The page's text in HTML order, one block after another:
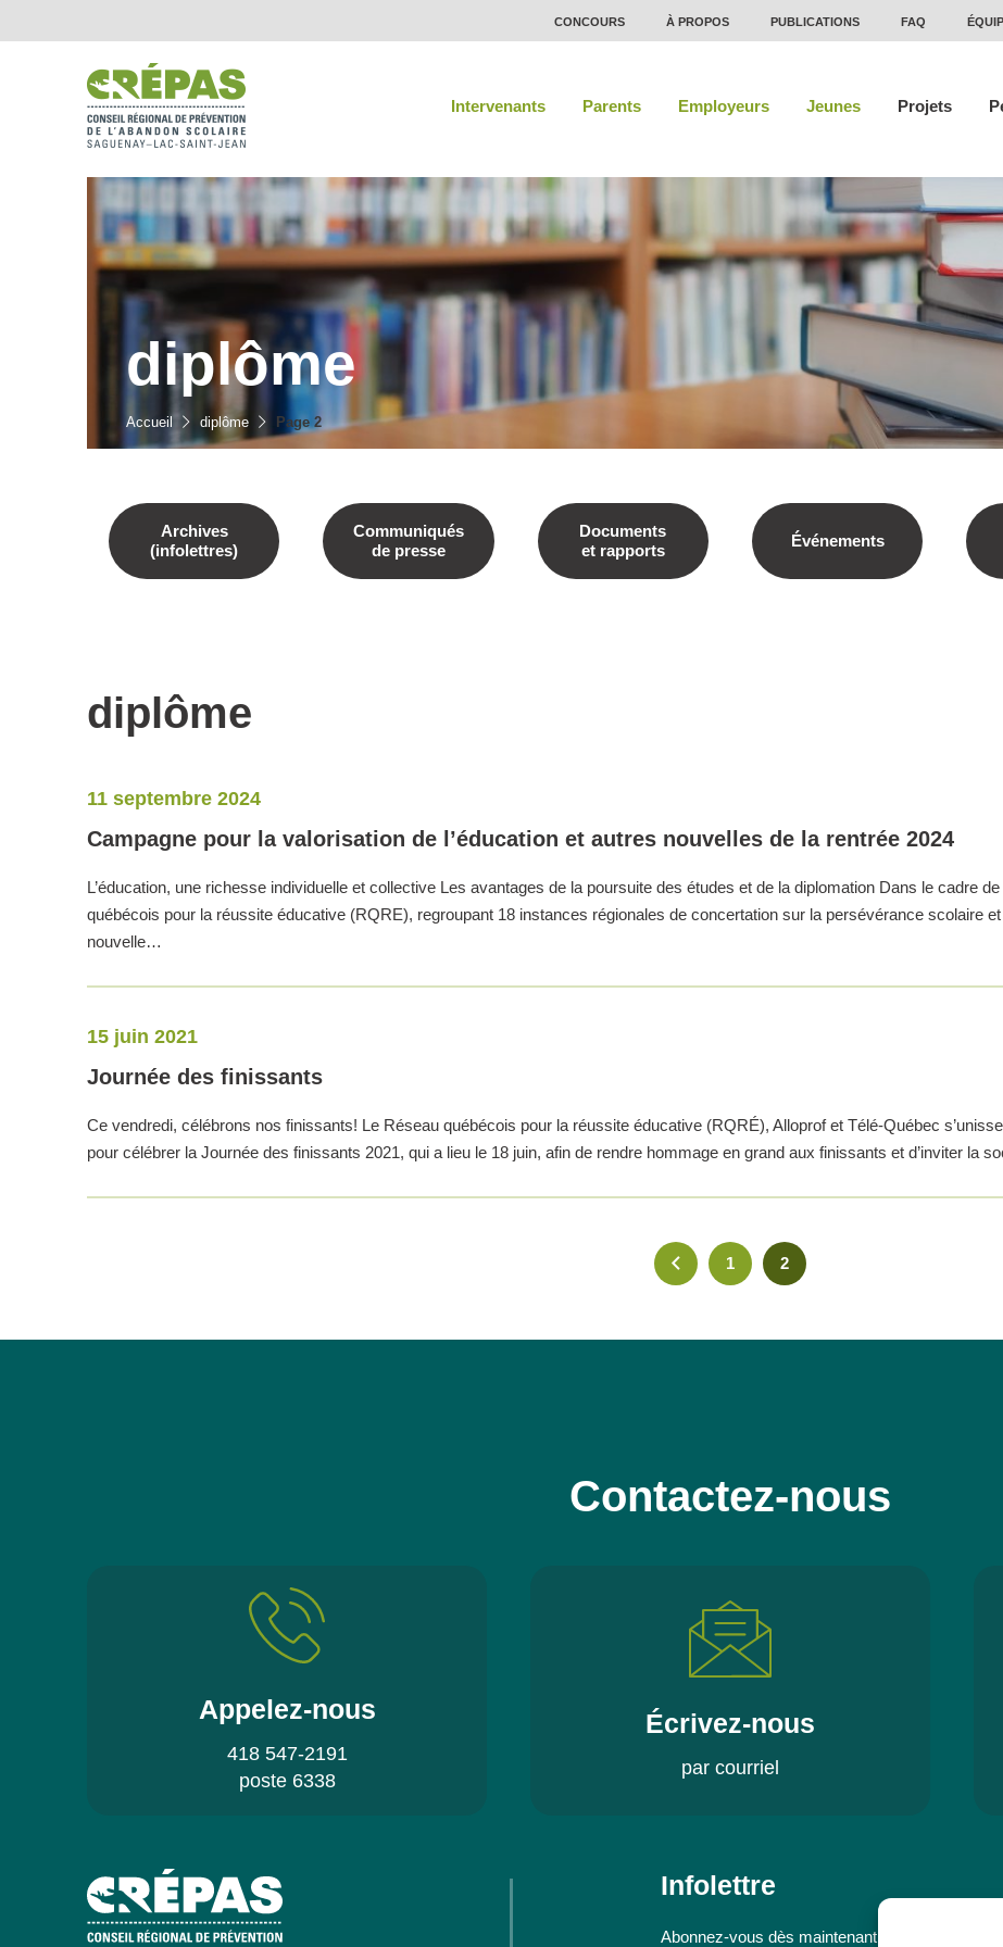
CONCOURS À PROPOS PUBLICATIONS FAQ
Intervenants Parents Employeurs Jeunes Projets
diplôme
Accueil diplôme Page 2
Archives
(infolettres)
Communiqués
de presse
Documents
et rapports
Événements
diplôme
11 septembre 2024
Campagne pour la valorisation de l’éducation et autres nouvelles de la rentrée 2024
L’éducation, une richesse individuelle et collective Les avantages de la poursuite des études et de la diplomation Dans le cadre
québécois pour la réussite éducative (RQRE), regroupant 18 instances régionales de concertation sur la persévérance scolaire
nouvelle…
15 juin 2021
Journée des finissants
Ce vendredi, célébrons nos finissants! Le Réseau québécois pour la réussite éducative (RQRÉ), Alloprof et Télé-Québec
pour célébrer la Journée des finissants 2021, qui a lieu le 18 juin, afin de rendre hommage en grand aux finissants et d’inviter la
1 2
Contactez-nous
Appelez-nous
418 547-2191
poste 6338
Écrivez-nous
par courriel
Infolettre
Abonnez-vous dès maintenant à notre